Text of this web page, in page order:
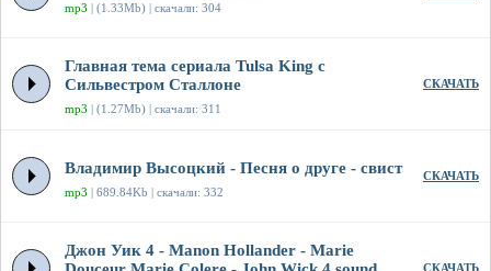
mp3 | (1.33Mb) | скачали: 304
Главная тема сериала Tulsa King с
Сильвестром Сталлоне
mp3 | (1.27Mb) | скачали: 311
СКАЧАТЬ
Владимир Высоцкий - Песня о друге - свист
mp3 | 689.84Kb | скачали: 332
СКАЧАТЬ
Джон Уик 4 - Manon Hollander - Marie
СКАЧАТЬ